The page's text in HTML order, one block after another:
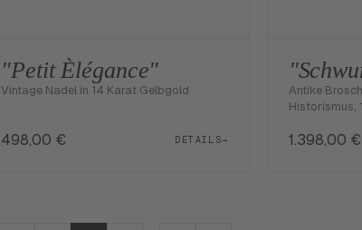
"Petit Èlégance"
Vintage Nadel in 14 Karat Gelbgold
498,00 € DETAILS→
Antike
Historismus,
1.398,00 €